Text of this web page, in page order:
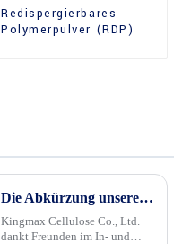
Redispergierbares
Polymerpulver (RDP)
Die Abkürzung unseres Unternehmens auf dem internationalen Markt lautet „KINGMAX CELLULOSE“.
Kingmax Cellulose Co., Ltd.
dankt Freunden im In- und